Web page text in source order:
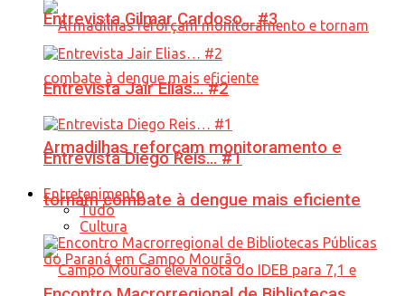
Armadilhas reforçam monitoramento e
tornam combate à dengue mais eficiente
Entrevista Gilmar Cardoso… #3
Entrevista Jair Elias… #2
Entrevista Diego Reis… #1
Entretenimento
Tudo
Cultura